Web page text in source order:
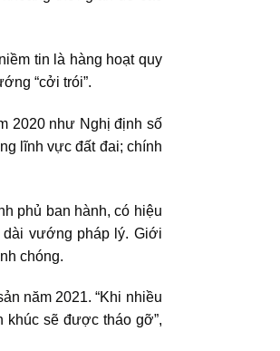
tin là hàng hoạt quy
“cởi trói”.
2020 như Nghị định số
lĩnh vực đất đai; chính
phủ ban hành, có hiệu
dài vướng pháp lý. Giới
chóng.
năm 2021. “Khi nhiều
khúc sẽ được tháo gỡ”,